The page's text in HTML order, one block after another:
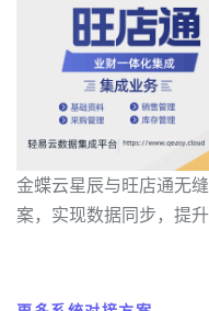
金蝶云星辰与旺店通无
案，实现数据同步，提